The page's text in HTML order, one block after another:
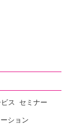
ス セミナー
ション